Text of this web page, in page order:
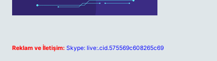
Reklam ve İletişim: Skype: live:.cid.575569c608265c69